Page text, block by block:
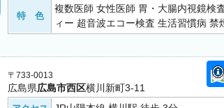
特 色
複数医師 女性医師 胃・大腸内視鏡検
ィー 超音波エコー検査 生活習慣病 禁
〒733-0013
広島県広島市西区横川新町3-11